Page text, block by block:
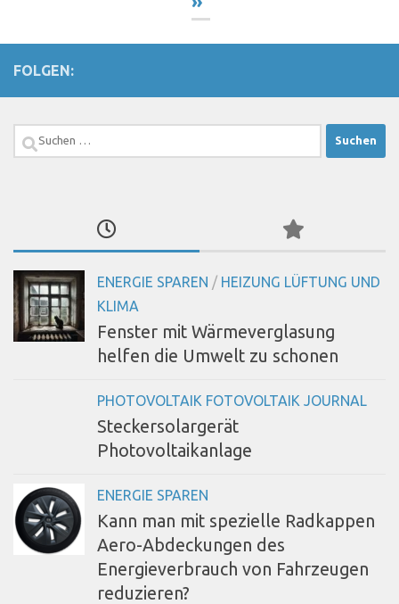
FOLGEN:
Suchen
ENERGIE SPAREN / HEIZUNG LÜFTUNG UND
KLIMA
Fenster mit Wärmeverglasung
helfen die Umwelt zu schonen
PHOTOVOLTAIK FOTOVOLTAIK JOURNAL
Steckersolargerät
Photovoltaikanlage
ENERGIE SPAREN
Kann man mit spezielle Radkappen
Aero-Abdeckungen des
Energieverbrauch von Fahrzeugen
reduzieren?